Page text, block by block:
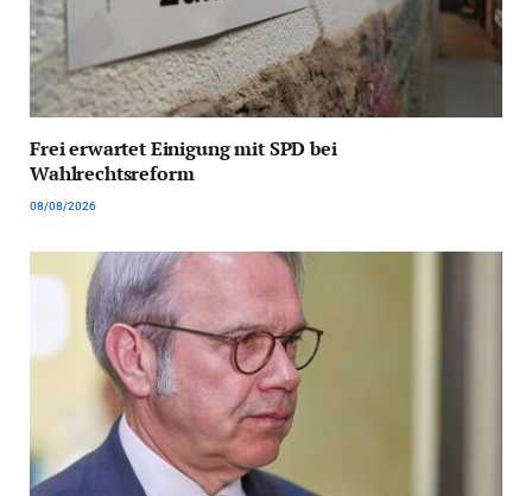
Frei erwartet Einigung mit SPD bei
Wahlrechtsreform
08/08/2026